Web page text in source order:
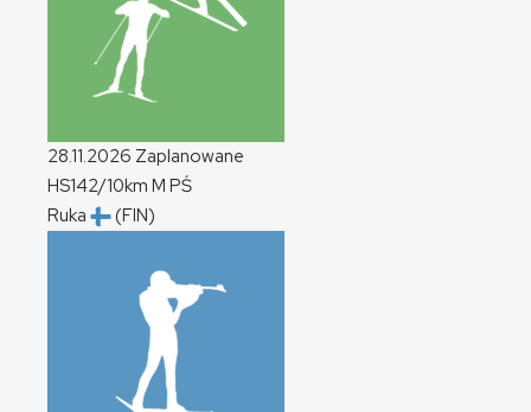
28.11.2026 Zaplanowane
HS142/10km M PŚ
Ruka
(FIN)